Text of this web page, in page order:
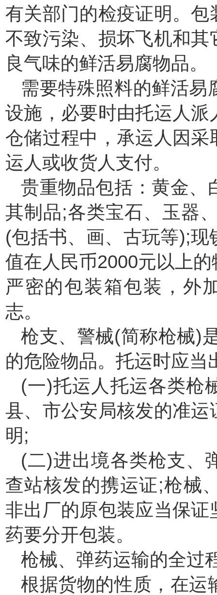
有关部门的检疫证明。
不致污染、损坏飞机和
良气味的鲜活易腐物品。
需要特殊照料的鲜活易
设施，必要时由托运人
仓储过程中，承运人因
运人或收货人支付。
贵重物品包括：黄金、
其制品;各类宝石、玉器
(包括书、画、古玩等);
值在人民币2000元以上
严密的包装箱包装，外
志。
枪支、警械(简称枪械)
的危险物品。托运时应当
(一)托运人托运各类枪
县、市公安局核发的准
明;
(二)进出境各类枪支、
查站核发的携运证;枪械
非出厂的原包装应当保
药要分开包装。
枪械、弹药运输的全过
根据货物的性质，在运